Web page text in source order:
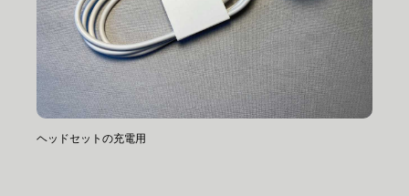
ヘッドセットの充電用